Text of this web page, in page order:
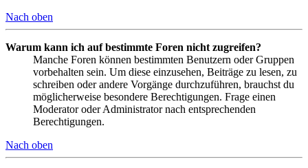
Nach oben
Warum kann ich auf bestimmte Foren nicht zugreifen?
Manche Foren können bestimmten Benutzern oder Gruppen
vorbehalten sein. Um diese einzusehen, Beiträge zu lesen, zu
schreiben oder andere Vorgänge durchzuführen, brauchst du
möglicherweise besondere Berechtigungen. Frage einen
Moderator oder Administrator nach entsprechenden
Berechtigungen.
Nach oben